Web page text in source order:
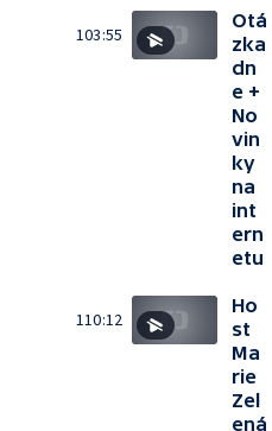
103:55
Otá
zka
dn
e +
No
vin
ky
na
int
ern
etu
110:12
Ho
st
Ma
rie
Zel
ená